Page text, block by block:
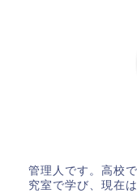
管理人です。高校
究室で学び、現在